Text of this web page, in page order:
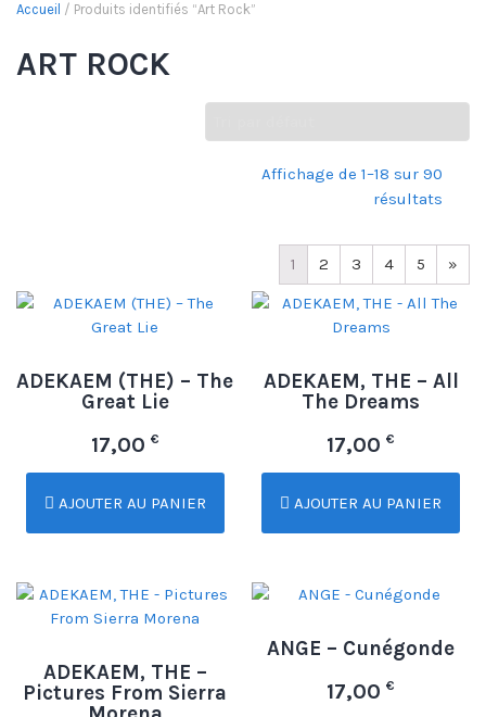
Accueil / Produits identifiés “Art Rock”
ART ROCK
Affichage de 1–18 sur 90
résultats
1 2 3 4 5 »
ADEKAEM (THE) – The
Great Lie
17,00 €
AJOUTER AU PANIER
ADEKAEM, THE – All
The Dreams
17,00€
AJOUTER AU PANIER
ADEKAEM, THE –
Pictures From Sierra
ANGE – Cunégonde
17,00€